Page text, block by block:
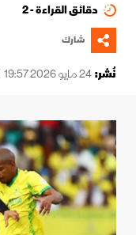
دقائق القراءة - 2
شارك
نُشر:24 مايو 2026 19:57